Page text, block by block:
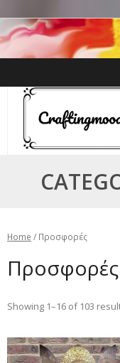
Skip
to
content
Home / Προσφορές
Προσφορές
Showing 1–16 of 103